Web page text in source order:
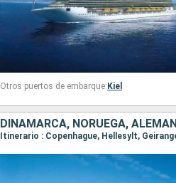
Otros puertos de embarque: Kiel
DINAMARCA, NORUEGA,
Itinerario : Copenhague, Hellesylt,